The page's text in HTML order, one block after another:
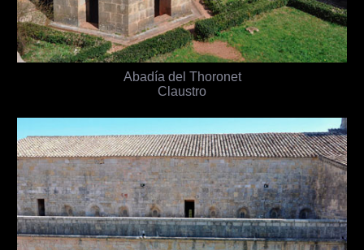
Abadía del Thoronet
Claustro